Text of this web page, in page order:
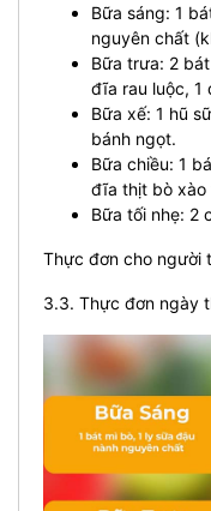
Bữa sáng: 1
nguyên chất
Bữa trưa: 2
đĩa rau luộc, 1
Bữa xế: 1 hũ
bánh ngọt.
Bữa chiều: 1
đĩa thịt bò xào
Bữa tối nhẹ: 2
Thực đơn cho người
3.3. Thực đơn ngày